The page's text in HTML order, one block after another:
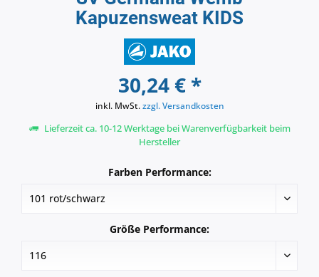
Kapuzensweat KIDS
30,24 € *
inkl. MwSt.zzgl. Versandkosten
Lieferzeit ca. 10-12 Werktage bei Warenverfügbarkeit beim
Hersteller
Farben Performance:
Größe Performance: